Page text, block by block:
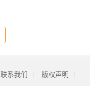
联系我们 版权声明